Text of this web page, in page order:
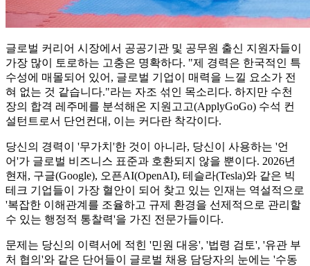
글로벌 커리어 시장에서 공공기관 및 공무원 출신 지원자들이
가장 많이 토로하는 고충은 명확하다. "제 경력은 한국적인 특
수성에 매몰되어 있어, 글로벌 기업이 매력을 느낄 요소가 전
혀 없는 것 같습니다."라는 자조 섞인 목소리다. 하지만 수천
장의 합격 레주메를 분석해온 지원고고(ApplyGoGo) 수석 컨
설턴트로서 단언컨대, 이는 커다란 착각이다.
당신의 경력이 '무가치'한 것이 아니라, 당신이 사용하는 '언
어'가 글로벌 비즈니스 표준과 호환되지 않을 뿐이다. 2026년
현재, 구글(Google), 오픈AI(OpenAI), 테슬라(Tesla)와 같은 빅
테크 기업들이 가장 혈안이 되어 찾고 있는 인재는 역설적으로
'복잡한 이해관계를 조율하고 규제 환경을 선제적으로 관리할
수 있는 행정적 통찰력'을 가진 전문가들이다.
문제는 당신의 이력서에 적힌 '민원 대응', '법령 검토', '유관 부
처 협의'와 같은 단어들이 글로벌 채용 담당자의 눈에는 '수동